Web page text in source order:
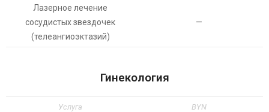
Лазерное лечение
сосудистых звездочек
(телеангиоэктазий)
—
Гинекология
Услуга BYN